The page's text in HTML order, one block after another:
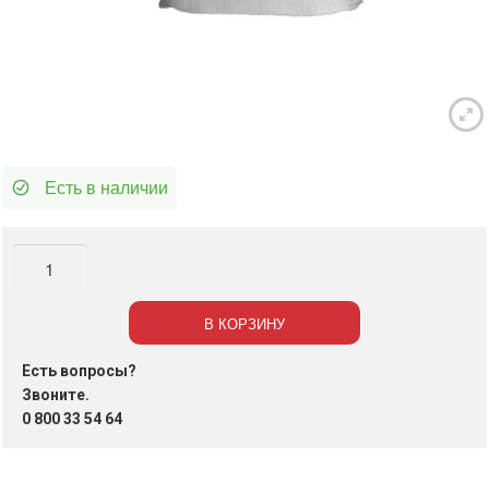
Есть в наличии
Трубочки
см,
200
шт./
В КОРЗИНУ
Есть вопросы?
Звоните.
0 800 33 54 64